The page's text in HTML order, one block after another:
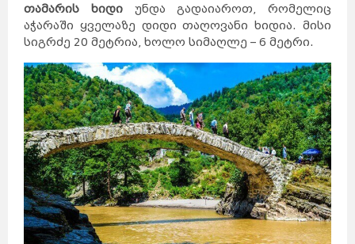
თამარის ხიდიუნდა გადაიაროთ, რომელიც
აჭარაში ყველაზე დიდი თაღოვანი ხიდია. მისი
სიგრძე 20 მეტრია, ხოლო სიმაღლე – 6 მეტრი.